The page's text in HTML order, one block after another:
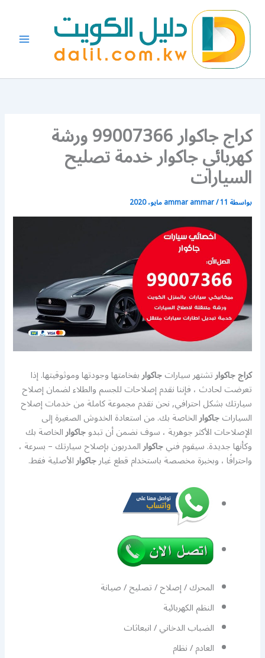
المحتوى
كراج جاكوار 99007366 ورشة
كهربائي جاكوار خدمة تصليح
السيارات
بواسطة ammar ammar/11 مايو، 2020
كراج جاكوارتشتهر سياراتجاكواربفخامتها وجودتها وموثوقيتها. إذا
تعرضت لحادث ، فإننا نقدم إصلاحات للجسم والطلاء لضمان إصلاح
سيارتك بشكل احترافي, نحن نقدم مجموعة كاملة من خدمات إصلاح
السياراتجاكوارالخاصة بك. من استعادة الخدوش الصغيرة إلى
الإصلاحات الأكثر جوهرية ، سوف نضمن أن تبدوجاكوارالخاصة بك
وكأنها جديدة. سيقوم فنيجاكوارالمدربون بإصلاح سيارتك – بسرعة ،
واحترافًا ، وبخبرة مخصصة باستخدام قطع غيارجاكوارالأصلية فقط.
المحرك / إصلاح / تصليح / صيانة
النظم الكهربائية
الضباب الدخاني / انبعاثات
العادم / نظام